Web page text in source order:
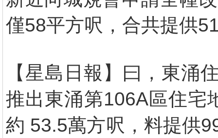
僅58平方呎，合共提供
【星島日報】曰，東涌
推出東涌第106A區住宅
約 53.5萬方呎，料提供